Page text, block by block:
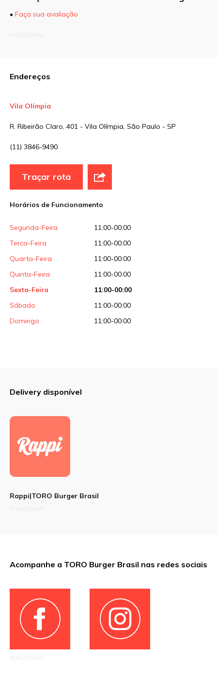
• Faça sua avaliação
Endereços
Vila Olímpia
R. Ribeirão Claro, 401 - Vila Olímpia, São Paulo - SP
(11) 3846-9490
Traçar rota
Horários de Funcionamento
Segunda-Feira
11:00-00:00
Terca-Feira
11:00-00:00
Quarta-Feira
11:00-00:00
Quinta-Feira
11:00-00:00
Sexta-Feira
11:00-00:00
Sábado
11:00-00:00
Domingo
11:00-00:00
Delivery disponível
Rappi|TORO Burger Brasil
Acompanhe a TORO Burger Brasil nas redes sociais
PUBLICIDADE